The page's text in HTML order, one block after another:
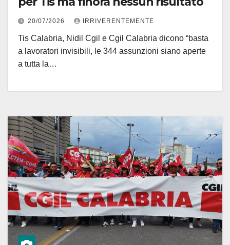
20/07/2026 IRRIVERENTEMENTE
Tis Calabria, Nidil Cgil e Cgil Calabria dicono “basta
a lavoratori invisibili, le 344 assunzioni siano aperte
a tutta la…